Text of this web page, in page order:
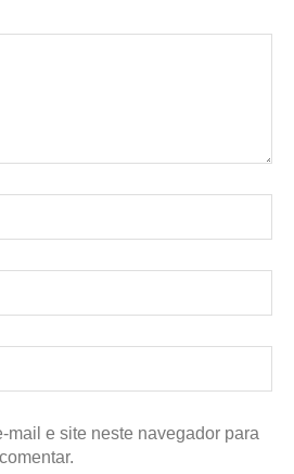
mail e site neste navegador para